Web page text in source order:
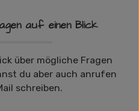
auf einen Blick
über mögliche Fragen
du aber auch anrufen
schreiben.